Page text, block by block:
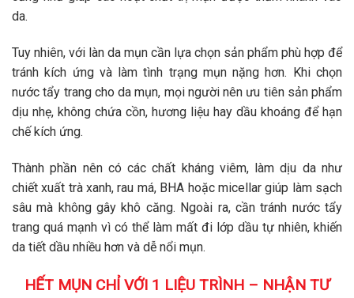
da.
Tuy nhiên, với làn da mụn cần lựa chọn sản phẩm phù hợp để
tránh kích ứng và làm tình trạng mụn nặng hơn. Khi chọn
nước tẩy trang cho da mụn, mọi người nên ưu tiên sản phẩm
dịu nhẹ, không chứa cồn, hương liệu hay dầu khoáng để hạn
chế kích ứng.
Thành phần nên có các chất kháng viêm, làm dịu da như
chiết xuất trà xanh, rau má, BHA hoặc micellar giúp làm sạch
sâu mà không gây khô căng. Ngoài ra, cần tránh nước tẩy
trang quá mạnh vì có thể làm mất đi lớp dầu tự nhiên, khiến
da tiết dầu nhiều hơn và dễ nổi mụn.
HẾT MỤN CHỈ VỚI 1 LIỆU TRÌNH – NHẬN TƯ